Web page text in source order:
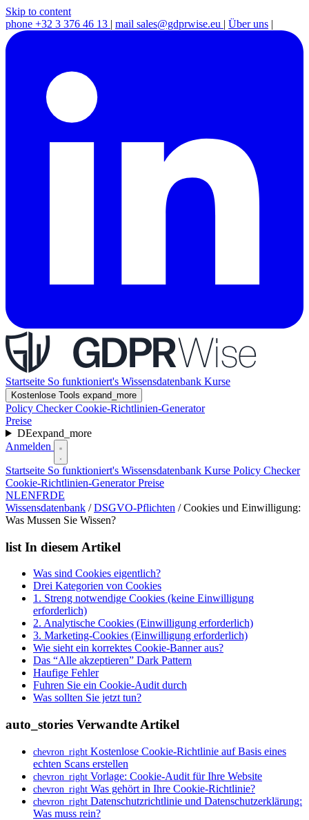
Skip to content
phone +32 3 376 46 13 | mail sales@gdprwise.eu | Über uns |
Startseite So funktioniert's Wissensdatenbank Kurse
Kostenlose Tools expand_more
Policy CheckerCookie-Richtlinien-Generator
Preise
DEexpand_more
Anmelden
Startseite So funktioniert's Wissensdatenbank Kurse Policy Checker
Cookie-Richtlinien-GeneratorPreise
NLENFRDE
Wissensdatenbank / DSGVO-Pflichten / Cookies und Einwilligung:
Was Mussen Sie Wissen?
list In diesem Artikel
Was sind Cookies eigentlich?
Drei Kategorien von Cookies
1. Streng notwendige Cookies (keine Einwilligung
erforderlich)
2. Analytische Cookies (Einwilligung erforderlich)
3. Marketing-Cookies (Einwilligung erforderlich)
Wie sieht ein korrektes Cookie-Banner aus?
Das “Alle akzeptieren” Dark Pattern
Haufige Fehler
Fuhren Sie ein Cookie-Audit durch
Was sollten Sie jetzt tun?
auto_stories Verwandte Artikel
chevron_right Kostenlose Cookie-Richtlinie auf Basis eines
echten Scans erstellen
chevron_right Vorlage: Cookie-Audit für Ihre Website
chevron_right Was gehört in Ihre Cookie-Richtlinie?
chevron_right Datenschutzrichtlinie und Datenschutzerklärung:
Was muss rein?